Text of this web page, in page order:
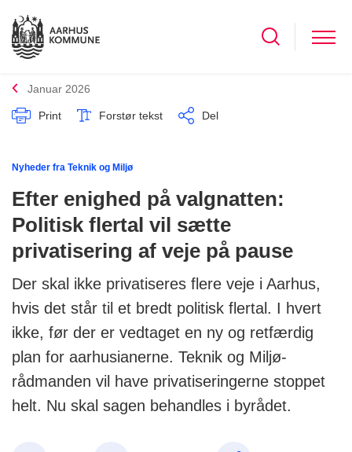
Januar 2026
Print Forstør tekst Del
Nyheder fra Teknik og Miljø
Efter enighed på valgnatten:
Politisk flertal vil sætte
privatisering af veje på pause
Der skal ikke privatiseres flere veje i Aarhus,
hvis det står til et bredt politisk flertal. I hvert
ikke, før der er vedtaget en ny og retfærdig
plan for aarhusianerne. Teknik og Miljø-
rådmanden vil have privatiseringerne stoppet
helt. Nu skal sagen behandles i byrådet.